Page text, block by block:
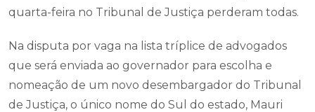
quarta-feira no Tribunal de Justiça perderam todas.
Na disputa por vaga na lista tríplice de advogados
que será enviada ao governador para escolha e
nomeação de um novo desembargador do Tribunal
de Justiça, o único nome do Sul do estado, Mauri